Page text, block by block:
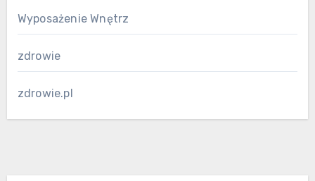
Wyposażenie Wnętrz
zdrowie
zdrowie.pl